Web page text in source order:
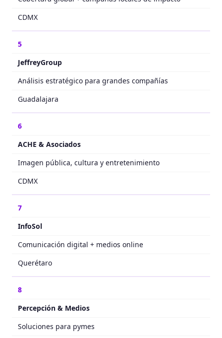
CDMX
5
JeffreyGroup
Análisis estratégico para grandes compañías
Guadalajara
6
ACHE & Asociados
Imagen pública, cultura y entretenimiento
CDMX
7
InfoSol
Comunicación digital + medios online
Querétaro
8
Percepción & Medios
Soluciones para pymes